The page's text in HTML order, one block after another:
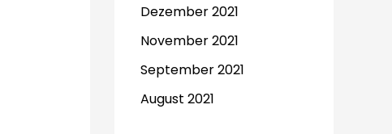
Dezember 2021
November 2021
September 2021
August 2021